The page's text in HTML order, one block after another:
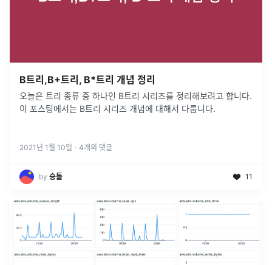
B트리,B+트리, B*트리 개념 정리
오늘은 트리 종류 중 하나인 B트리 시리즈를 정리해보려고 합니다.
이 포스팅에서는 B트리 시리즈 개념에 대해서 다룹니다.
2021년 1월 10일 · 4개의 댓글
by 승톨 11